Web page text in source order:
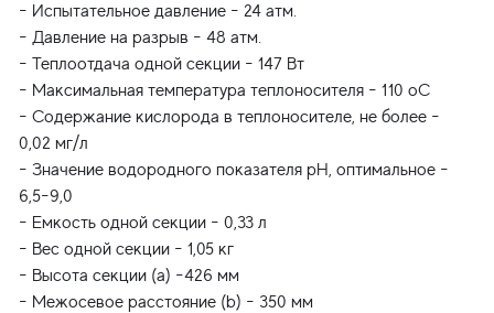
- Испытательное давление - 24 атм.
- Давление на разрыв - 48 атм.
- Теплоотдача одной секции - 147 Вт
- Максимальная температура теплоносителя - 110 oC
- Содержание кислорода в теплоносителе, не более -
0,02 мг/л
- Значение водородного показателя pH, оптимальное -
6,5-9,0
- Емкость одной секции - 0,33 л
- Вес одной секции - 1,05 кг
- Высота секции (a) -426 мм
- Межосевое расстояние (b) - 350 мм